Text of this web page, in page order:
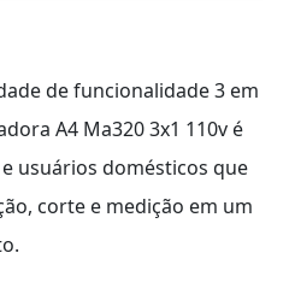
de funcionalidade 3 em
A4 Ma320 3x1 110v é
usuários domésticos que
corte e medição em um